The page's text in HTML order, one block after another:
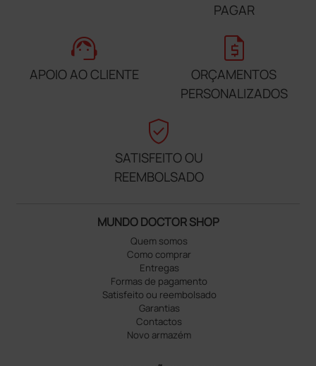
PAGAR
support_agent
APOIO AO CLIENTE
request_quote
ORÇAMENTOS
PERSONALIZADOS
verified_user
SATISFEITO OU
REEMBOLSADO
MUNDO DOCTOR SHOP
Quem somos
Como comprar
Entregas
Formas de pagamento
Satisfeito ou reembolsado
Garantias
Contactos
Novo armazém